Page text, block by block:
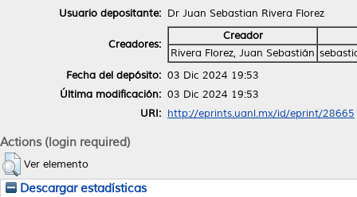
Usuario depositante: Dr Juan Sebastian Rivera Florez
Creadores:
Creador
Rivera Florez, Juan Sebastián
Fecha del depósito: 03 Dic 2024 19:53
Última modificación: 03 Dic 2024 19:53
URI: http://eprints.uanl.mx/id/eprint/28665
Actions (login required)
Ver elemento
Descargar estadísticas